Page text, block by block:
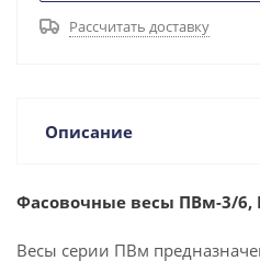
Рассчитать доставку
Описание
Фасовочные весы ПВм-3/6,
Весы серии ПВм